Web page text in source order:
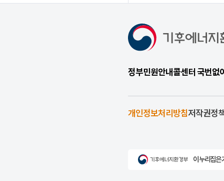
정부민원안내콜센터 국번
개인정보처리방침저작권정
이 누리집은